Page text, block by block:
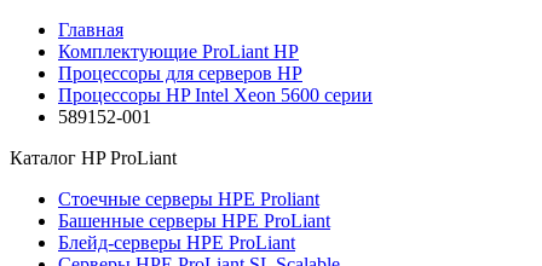
Главная
Комплектующие ProLiant HP
Процессоры для серверов HP
Процессоры HP Intel Xeon 5600 серии
589152-001
Каталог HP ProLiant
Стоечные серверы HPE Proliant
Башенные серверы HPE ProLiant
Блейд-серверы HPE ProLiant